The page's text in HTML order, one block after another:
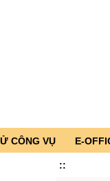
CÔNG VỤ E-
::